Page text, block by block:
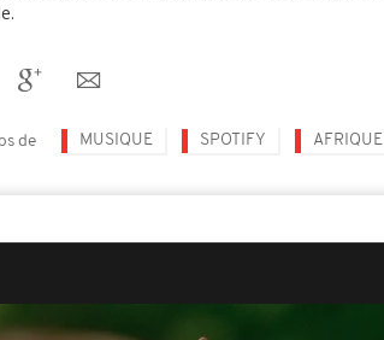
de MUSIQUE SPOTIFY AFRIQUE